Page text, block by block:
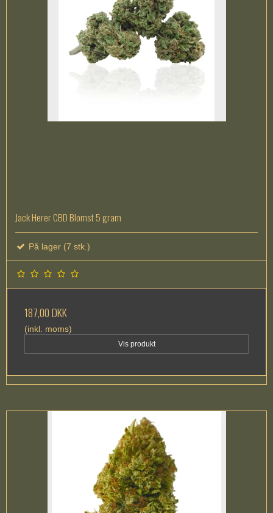
Jack Herer CBD Blomst 5 gram
På lager (7 stk.)
187,00 DKK
(inkl. moms)
Vis produkt